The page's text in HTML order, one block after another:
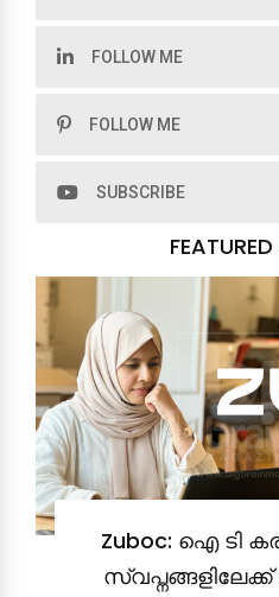
FOLLOW ME
FOLLOW ME
SUBSCRIBE
Zuboc: ഐ ടി